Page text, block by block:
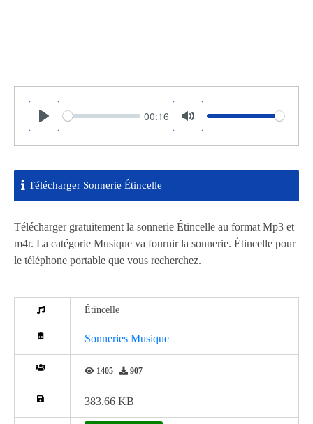
Play
Seek 00:16
Mute
Volume
Télécharger Sonnerie Étincelle
Télécharger gratuitement la sonnerie Étincelle au format Mp3 et
m4r. La catégorie Musique va fournir la sonnerie. Étincelle pour
le téléphone portable que vous recherchez.
Étincelle
Sonneries Musique
1405 907
383.66 KB